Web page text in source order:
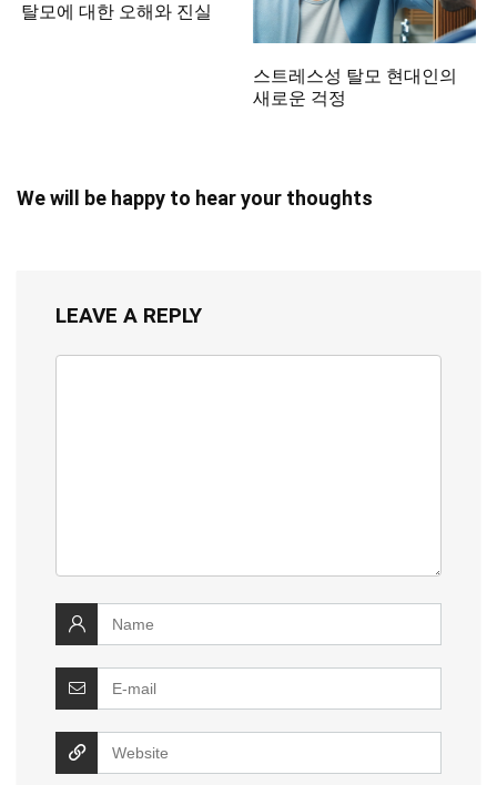
탈모에 대한 오해와 진실
스트레스성 탈모 현대인의
새로운 걱정
We will be happy to hear your thoughts
LEAVE A REPLY